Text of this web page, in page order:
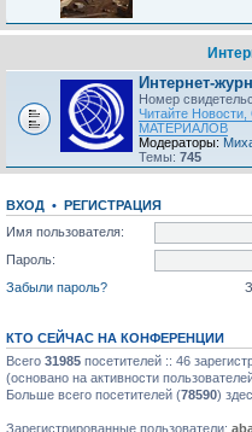
Интернет-
Номер
Читайте
МАТЕРИАЛОВ
Модераторы:
Темы: 745
ВХОД • РЕГИСТРАЦИЯ
Имя пользователя:
Пароль:
Забыли пароль?
КТО СЕЙЧАС НА КОНФЕРЕНЦИИ
Всего 31985 посетителей :: 46
(основано на активности
Больше всего посетителей (78590)
Зарегистрированные пользователи: